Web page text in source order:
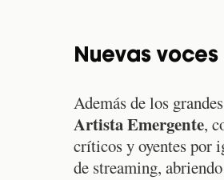
Nuevas
Además de los
Artista Emergente,
críticos y oyentes por
de streaming,